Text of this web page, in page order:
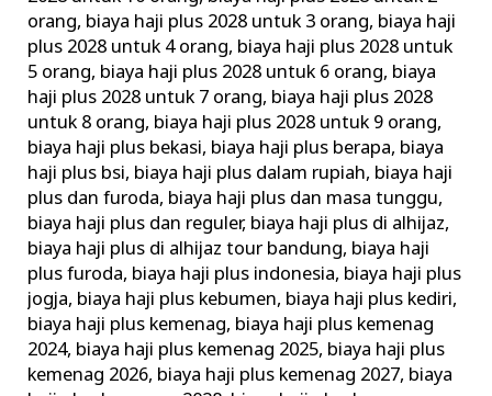
orang, biaya haji plus 2028 untuk 3 orang, biaya haji
plus 2028 untuk 4 orang, biaya haji plus 2028 untuk
5 orang, biaya haji plus 2028 untuk 6 orang, biaya
haji plus 2028 untuk 7 orang, biaya haji plus 2028
untuk 8 orang, biaya haji plus 2028 untuk 9 orang,
biaya haji plus bekasi, biaya haji plus berapa, biaya
haji plus bsi, biaya haji plus dalam rupiah, biaya haji
plus dan furoda, biaya haji plus dan masa tunggu,
biaya haji plus dan reguler, biaya haji plus di alhijaz,
biaya haji plus di alhijaz tour bandung, biaya haji
plus furoda, biaya haji plus indonesia, biaya haji plus
jogja, biaya haji plus kebumen, biaya haji plus kediri,
biaya haji plus kemenag, biaya haji plus kemenag
2024, biaya haji plus kemenag 2025, biaya haji plus
kemenag 2026, biaya haji plus kemenag 2027, biaya